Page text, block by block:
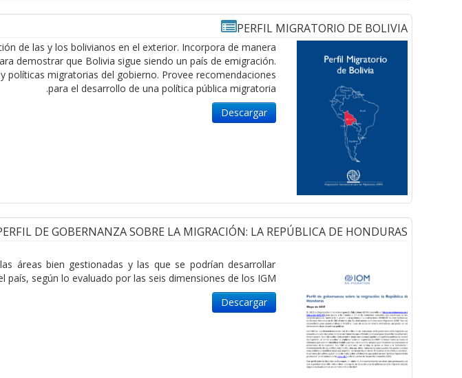
PERFIL MIGRATORIO DE BOLIVIA
de las y los bolivianos en el exterior. Incorpora de manera
demostrar que Bolivia sigue siendo un país de emigración.
políticas migratorias del gobierno. Provee recomendaciones
para el desarrollo de una política pública migratoria.
Descargar
DE GOBERNANZA SOBRE LA MIGRACIÓN: LA REPÚBLICA DE HONDURAS
áreas bien gestionadas y las que se podrían desarrollar
según lo evaluado por las seis dimensiones de los IGM.
Descargar